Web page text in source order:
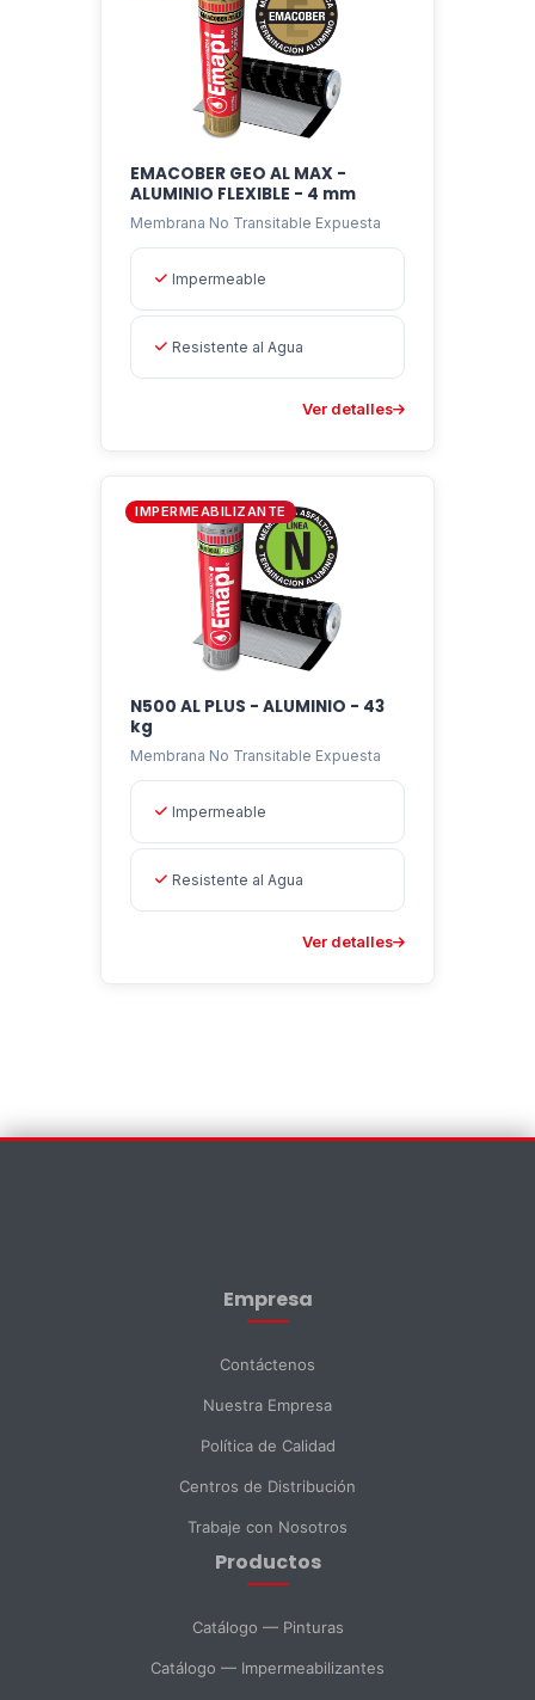
EMACOBER GEO AL MAX -
ALUMINIO FLEXIBLE - 4 mm
Membrana No Transitable Expuesta
Impermeable
Resistente al Agua
Ver detalles
IMPERMEABILIZANTE
N500 AL PLUS - ALUMINIO - 43
kg
Membrana No Transitable Expuesta
Impermeable
Resistente al Agua
Ver detalles
Empresa
Contáctenos
Nuestra Empresa
Política de Calidad
Centros de Distribución
Trabaje con Nosotros
Productos
Catálogo — Pinturas
Catálogo — Impermeabilizantes